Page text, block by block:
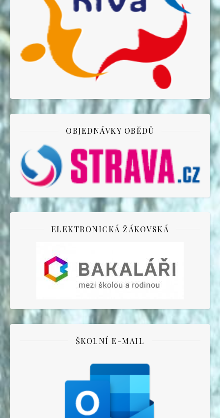
OBJEDNÁVKY OBĚDŮ
ELEKTRONICKÁ ŽÁKOVSKÁ
ŠKOLNÍ E-MAIL